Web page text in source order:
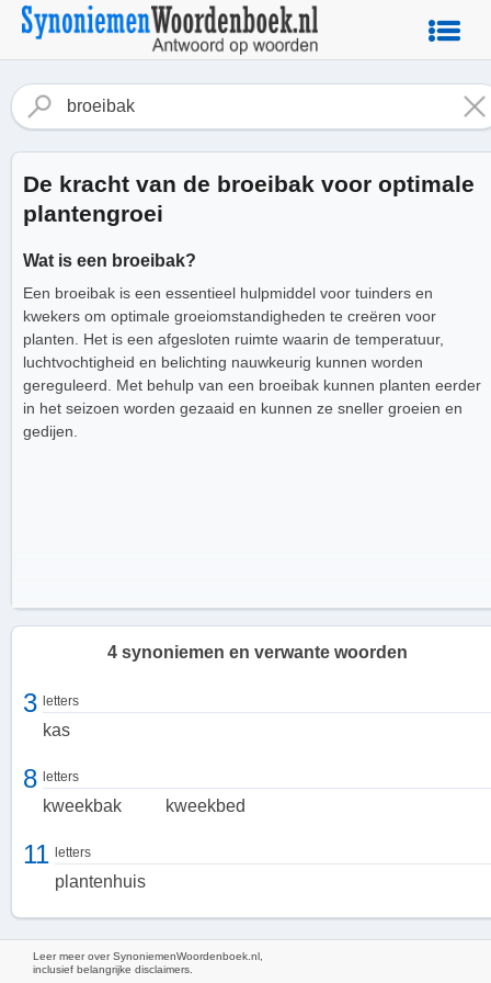
De kracht van de broeibak voor optimale
plantengroei
Wat is een broeibak?
Een broeibak is een essentieel hulpmiddel voor tuinders en
kwekers om optimale groeiomstandigheden te creëren voor
planten. Het is een afgesloten ruimte waarin de temperatuur,
luchtvochtigheid en belichting nauwkeurig kunnen worden
gereguleerd. Met behulp van een broeibak kunnen planten eerder
in het seizoen worden gezaaid en kunnen ze sneller groeien en
gedijen.
4 synoniemen en verwante woorden
3 letters
kas
8 letters
kweekbak kweekbed
11 letters
plantenhuis
Leer meer over SynoniemenWoordenboek.nl,
inclusief belangrijke disclaimers.